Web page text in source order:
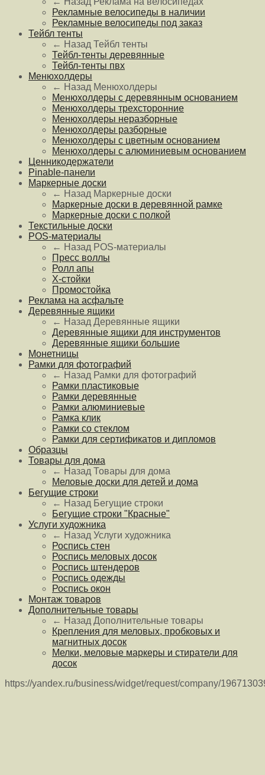
Рекламные велосипеды в наличии
Рекламные велосипеды под заказ
Тейбл тенты
← Назад Тейбл тенты
Тейбл-тенты деревянные
Тейбл-тенты пвх
Менюхолдеры
← Назад Менюхолдеры
Менюхолдеры с деревянным основанием
Менюхолдеры трехсторонние
Менюхолдеры неразборные
Менюхолдеры разборные
Менюхолдеры с цветным основанием
Менюхолдеры с алюминиевым основанием
Ценникодержатели
Pinable-панели
Маркерные доски
← Назад Маркерные доски
Маркерные доски в деревянной рамке
Маркерные доски с полкой
Текстильные доски
POS-материалы
← Назад POS-материалы
Пресс воллы
Ролл апы
Х-стойки
Промостойка
Реклама на асфальте
Деревянные ящики
← Назад Деревянные ящики
Деревянные ящики для инструментов
Деревянные ящики большие
Монетницы
Рамки для фотографий
← Назад Рамки для фотографий
Рамки пластиковые
Рамки деревянные
Рамки алюминиевые
Рамка клик
Рамки со стеклом
Рамки для сертификатов и дипломов
Образцы
Товары для дома
← Назад Товары для дома
Меловые доски для детей и дома
Бегущие строки
← Назад Бегущие строки
Бегущие строки "Красные"
Услуги художника
← Назад Услуги художника
Роспись стен
Роспись меловых досок
Роспись штендеров
Роспись одежды
Роспись окон
Монтаж товаров
Дополнительные товары
← Назад Дополнительные товары
Крепления для меловых, пробковых и
магнитных досок
Мелки, меловые маркеры и стиратели для
досок
https://yandex.ru/business/widget/request/company/